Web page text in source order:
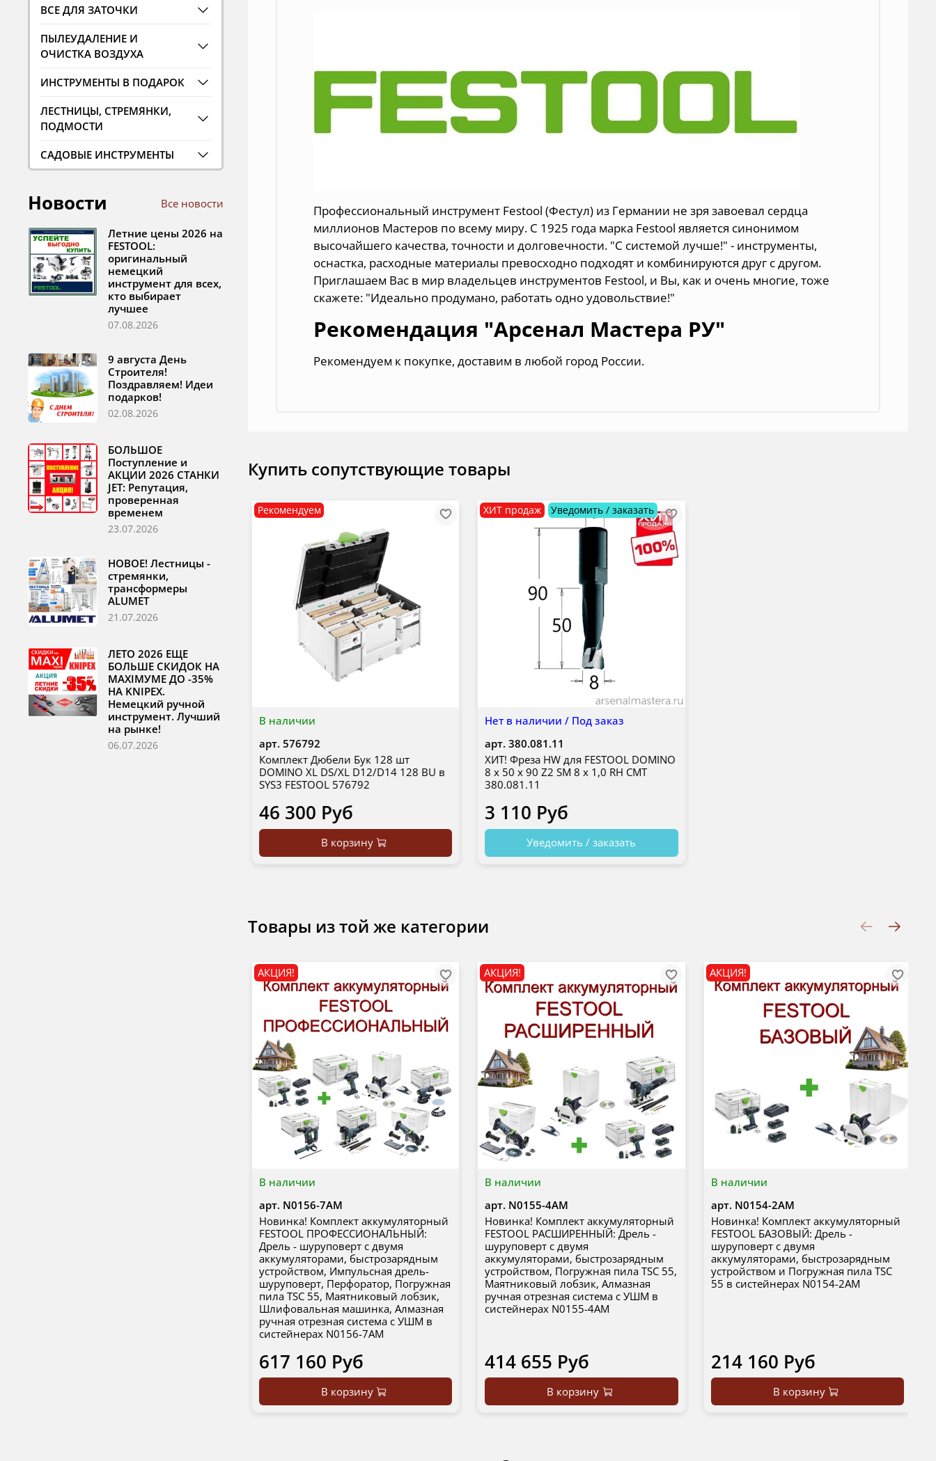
Профессиональный инструмент Festool (Фестул) из Германии не зря завоевал сердца
миллионов Мастеров по всему миру. С 1925 года марка Festool является синонимом
высочайшего качества, точности и долговечности. "С системой лучше!" - инструменты,
оснастка, расходные материалы превосходно подходят и комбинируются друг с другом.
Приглашаем Вас в мир владельцев инструментов Festool, и Вы, как и очень многие, тоже
скажете: "Идеально продумано, работать одно удовольствие!"
Рекомендация "Арсенал Мастера РУ"
Рекомендуем к покупке, доставим в любой город России.
Купить сопутствующие товары
В наличии
Рекомендуем
арт. 576792
Комплект Дюбели Бук 128 шт
DOMINO XL DS/XL D12/D14 128 BU в
SYS3 FESTOOL 576792
46 300 Руб
В корзину
Нет в наличии / Под заказ
ХИТ продаж Уведомить / заказать
арт.380.081.11
ХИТ! Фреза HW для FESTOOL DOMINO
8 x 50 x 90 Z2 SM 8 x 1,0 RH CMT
380.081.11
3 110 Руб
Уведомить / заказать
Товары из той же категории
В наличии
АКЦИЯ!
арт. N0156-7AM
Новинка! Комплект аккумуляторный
FESTOOL ПРОФЕССИОНАЛЬНЫЙ:
Дрель - шуруповерт с двумя
аккумуляторами, быстрозарядным
устройством, Импульсная дрель-
шуруповерт, Перфоратор, Погружная
пила TSC 55, Маятниковый лобзик,
Шлифовальная машинка, Алмазная
ручная отрезная система с УШМ в
систейнерах N0156-7AM
617 160 Руб
В корзину
В наличии
АКЦИЯ!
арт. N0155-4AM
Новинка! Комплект аккумуляторный
FESTOOL РАСШИРЕННЫЙ: Дрель -
шуруповерт с двумя
аккумуляторами, быстрозарядным
устройством, Погружная пила TSC 55,
Маятниковый лобзик, Алмазная
ручная отрезная система с УШМ в
систейнерах N0155-4AM
414 655 Руб
В корзину
В наличии
АКЦИЯ!
арт. N0154-2AM
Новинка! Комплект аккумуляторный
FESTOOL БАЗОВЫЙ: Дрель -
шуруповерт с двумя
аккумуляторами, быстрозарядным
устройством и Погружная пила TSC
55 в систейнерах N0154-2AM
214 160 Руб
В корзину
ВСЕ ДЛЯ ЗАТОЧКИ
ПЫЛЕУДАЛЕНИЕ И
ОЧИСТКА ВОЗДУХА
ИНСТРУМЕНТЫ В ПОДАРОК
ЛЕСТНИЦЫ, СТРЕМЯНКИ,
ПОДМОСТИ
САДОВЫЕ ИНСТРУМЕНТЫ
Новости Все новости
Летние цены 2026 на
FESTOOL:
оригинальный
немецкий
инструмент для всех,
кто выбирает
лучшее
07.08.2026
9 августа День
Строителя!
Поздравляем! Идеи
подарков!
02.08.2026
БОЛЬШОЕ
Поступление и
АКЦИИ 2026 СТАНКИ
JET: Репутация,
проверенная
временем
23.07.2026
НОВОЕ! Лестницы -
стремянки,
трансформеры
ALUMET
21.07.2026
ЛЕТО 2026 ЕЩЕ
БОЛЬШЕ СКИДОК НА
MAXIМУМЕ ДО -35%
НА KNIPEX.
Немецкий ручной
инструмент. Лучший
на рынке!
06.07.2026